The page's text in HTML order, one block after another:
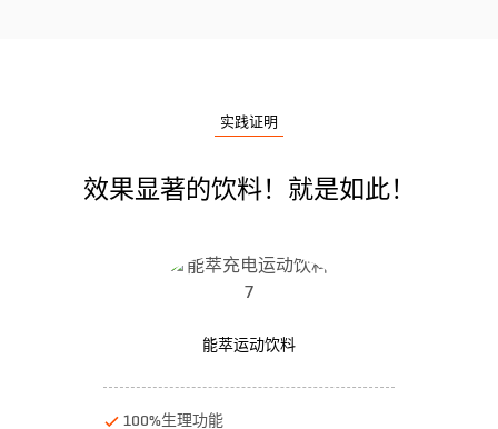
实践证明
效果显著的饮料！就是如此！
能萃运动饮料
100%生理功能